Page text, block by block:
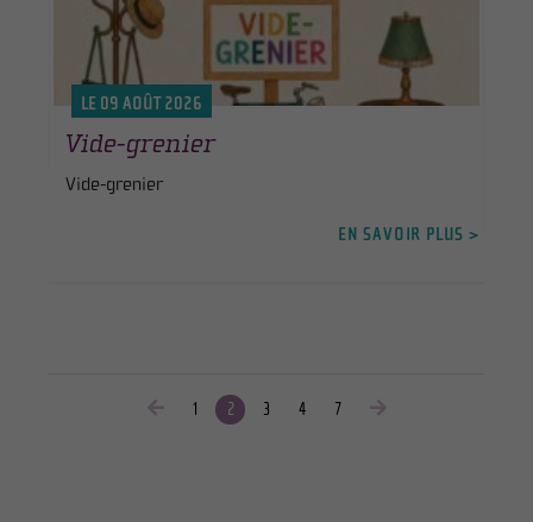
LE 09 AOÛT 2026
Vide-grenier
Vide-grenier
EN SAVOIR PLUS >
1 2 3 4 7